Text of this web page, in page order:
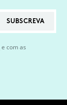
SUBSCREVA
e com as